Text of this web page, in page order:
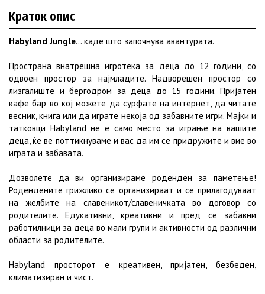
Краток опис
Habyland Jungle... каде што започнува авантурата.
Пространа внатрешна игротека за деца до 12 години, со
одвоен простор за најмладите. Надворешен простор со
лизгалиште и бергодром за деца до 15 години. Пријатен
кафе бар во кој можете да сурфате на интернет, да читате
весник, книга или да играте некоја од забавните игри. Мајки и
татковци Habyland не е само место за играње на вашите
деца, ќе ве поттикнуваме и вас да им се придружите и вие во
играта и забавата.
Дозволете да ви организираме роденден за паметење!
Родендените грижливо се организираат и се прилагодуваат
на желбите на славеникот/славеничката во договор со
родителите. Едукативни, креативни и пред се забавни
работилници за деца во мали групи и активности од различни
области за родителите.
Habyland просторот е креативен, пријатен, безбеден,
климатизиран и чист.